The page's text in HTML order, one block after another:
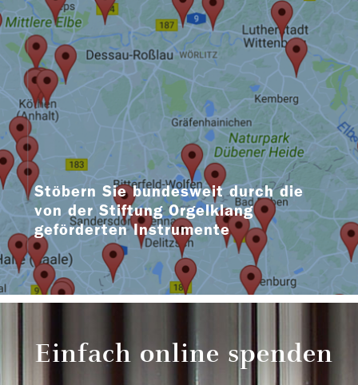
Stöbern Sie bundesweit durch die
von der Stiftung Orgelklang
geförderten Instrumente
Einfach online spenden